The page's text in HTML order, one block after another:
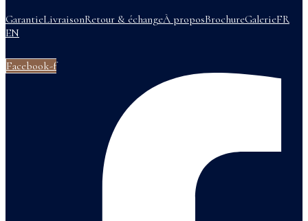
GarantieLivraisonRetour & échangeÀ proposBrochureGalerieFR
EN
Facebook-f